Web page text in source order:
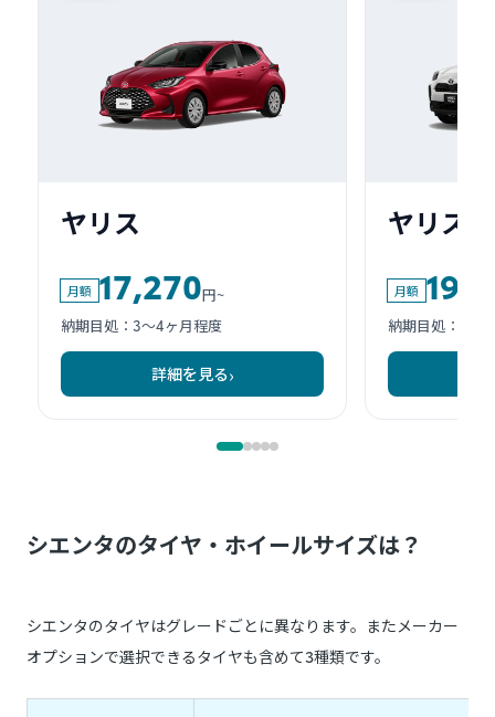
シエンタのタイヤ・ホイールサイズは？
シエンタのタイヤはグレードごとに異なります。またメーカー
オプションで選択できるタイヤも含めて3種類です。